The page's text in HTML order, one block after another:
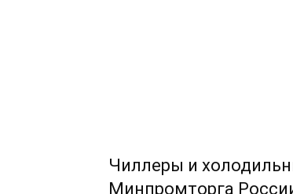
Чиллеры и
Минпромторга